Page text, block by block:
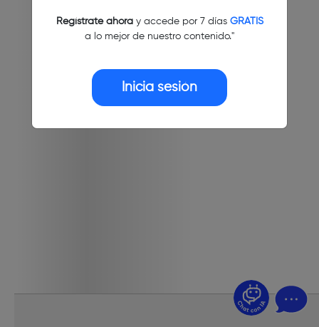
Regístrate ahoray accede por 7 días GRATIS
a lo mejor de nuestro contenido."
Inicia sesión